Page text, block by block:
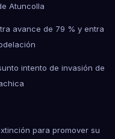
Atuncolla
avance de 79 % y entra
intento de invasión de
para promover su